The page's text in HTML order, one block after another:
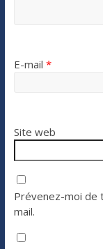
E-mail *
Site web
Prévenez-moi de
mail.